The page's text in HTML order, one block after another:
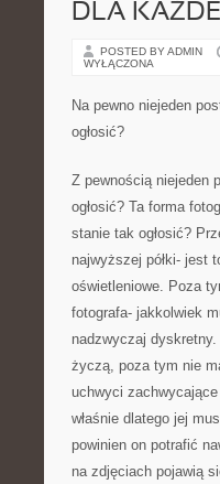
DLA
POSTED BY ADMIN
WYŁĄCZONA
Na pewno niejeden
ogłosić?
Z pewnością niejeden
ogłosić? Ta forma
stanie tak ogłosić?
najwyższej półki- jest
oświetleniowe. Poza
fotografa- jakkolwiek
nadzwyczaj
życzą, poza tym nie
uchwyci
właśnie dlatego jej
powinien on potrafić
na zdjęciach pojawią